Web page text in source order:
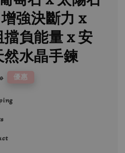
強決斷力 x
擋負能量 x 安
水晶手鍊
優惠